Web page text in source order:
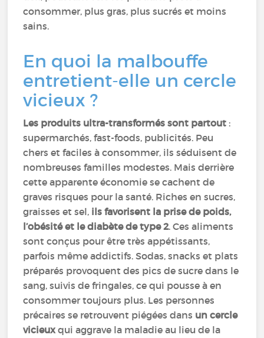
consommer, plus gras, plus sucrés et moins
sains.
En quoi la malbouffe
entretient-elle un cercle
vicieux ?
Les produits ultra-transformés sont partout :
supermarchés, fast-foods, publicités. Peu
chers et faciles à consommer, ils séduisent de
nombreuses familles modestes. Mais derrière
cette apparente économie se cachent de
graves risques pour la santé. Riches en sucres,
graisses et sel, ils favorisent la prise de poids,
l’obésité et le diabète de type 2. Ces aliments
sont conçus pour être très appétissants,
parfois même addictifs. Sodas, snacks et plats
préparés provoquent des pics de sucre dans le
sang, suivis de fringales, ce qui pousse à en
consommer toujours plus. Les personnes
précaires se retrouvent piégées dans un cercle
vicieuxqui aggrave la maladie au lieu de la